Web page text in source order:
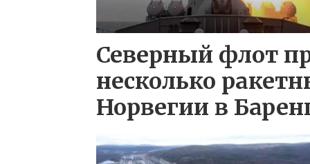
Северный флот
несколько
Норвегии в